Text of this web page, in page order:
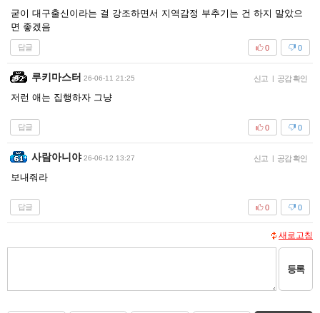
굳이 대구출신이라는 걸 강조하면서 지역감정 부추기는 건 하지 말았으
면 좋겠음
답글 0
0
루키마스터 26-06-11 21:25 신고 공감 확인
저런 애는 집행하자 그냥
답글 0
0
사람아니야 26-06-12 13:27 신고 공감 확인
보내줘라
답글 0
0
새로고침
등록